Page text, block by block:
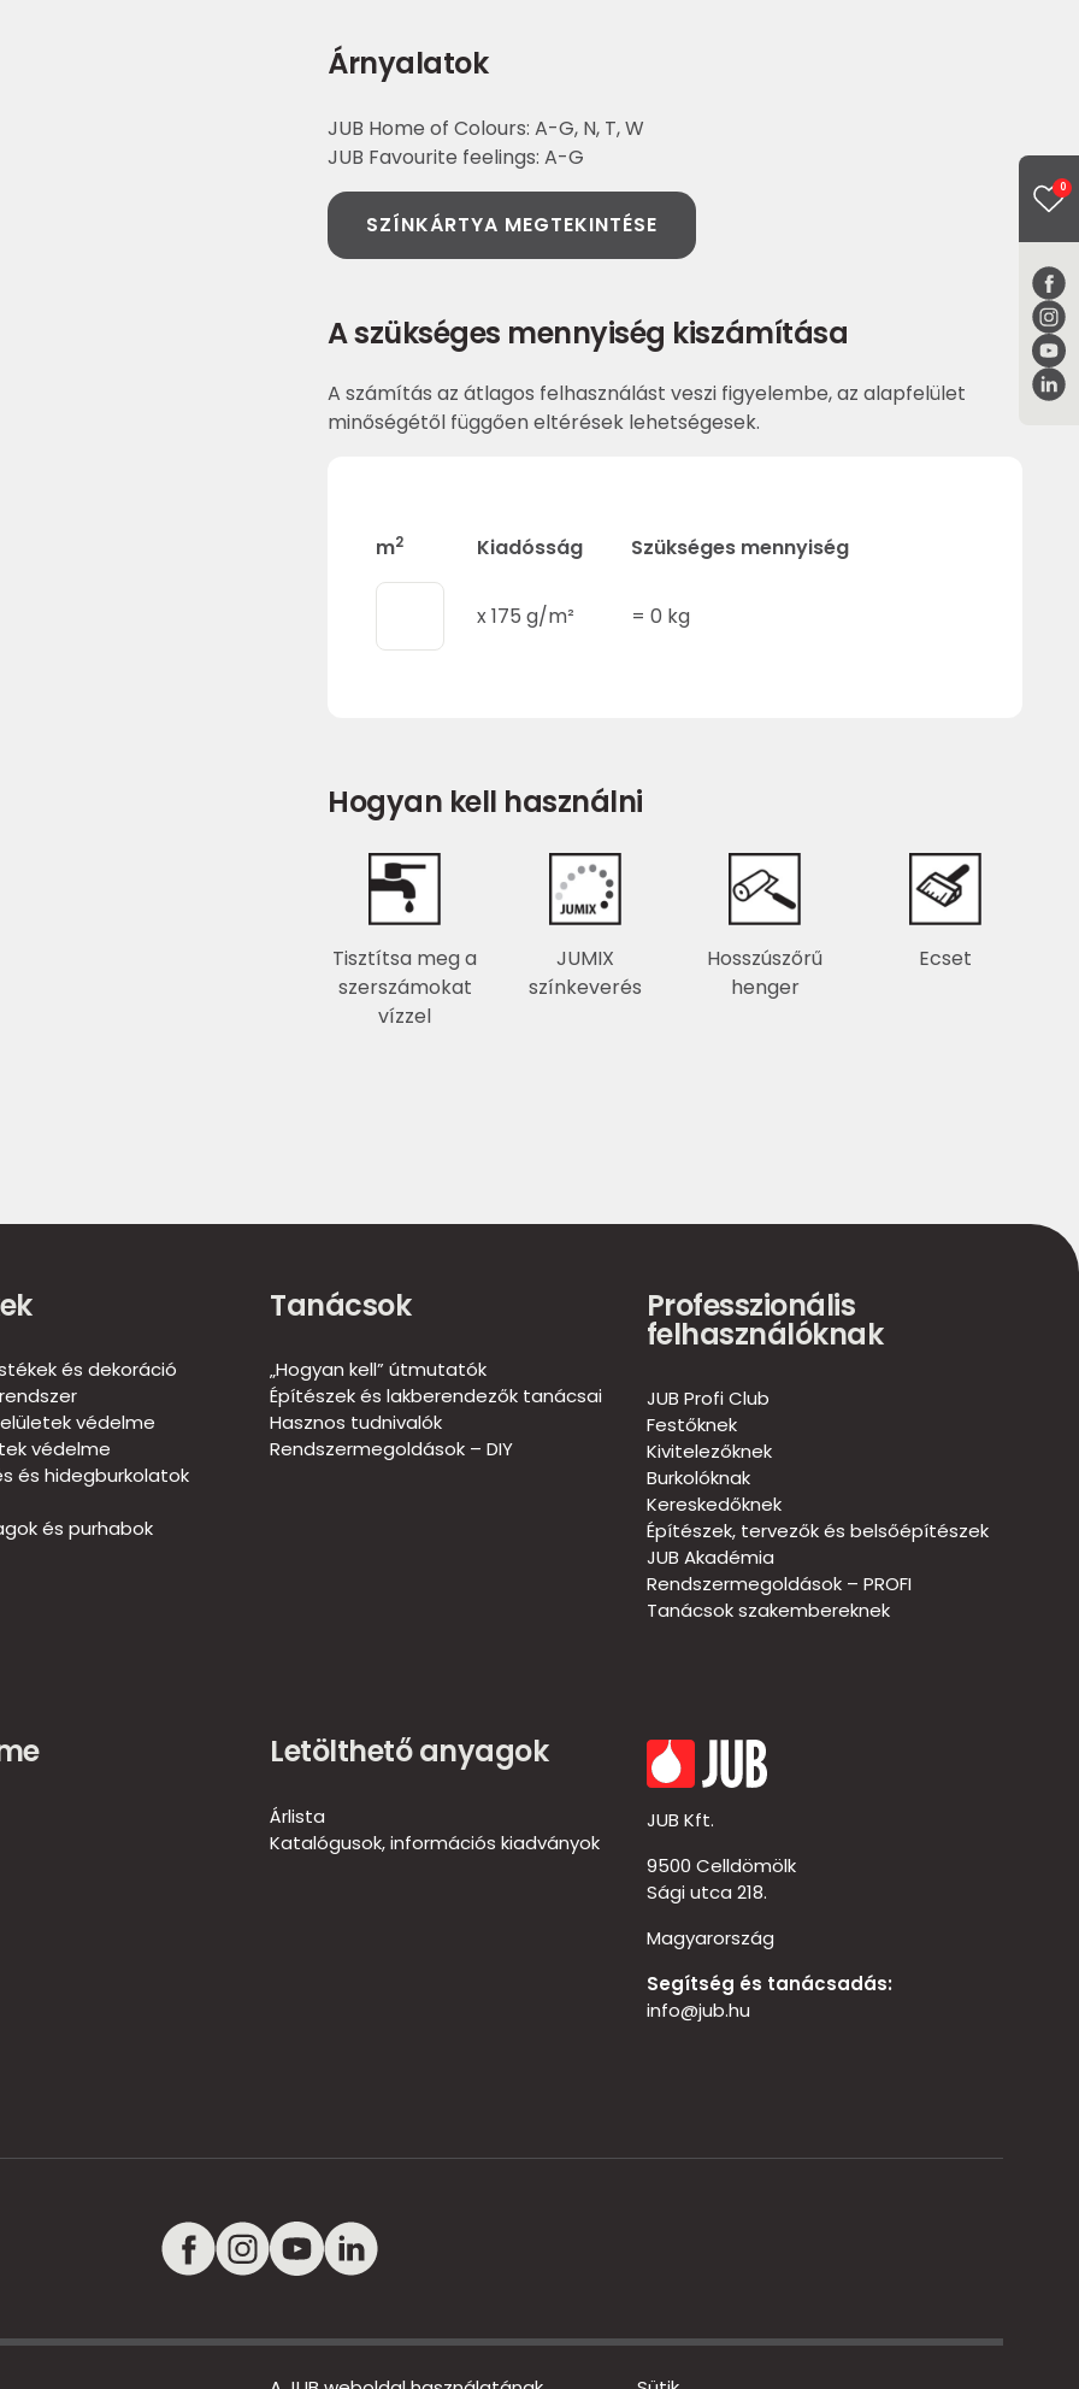
0
Árnyalatok
JUB Home of Colours: A-G, N, T, W
JUB Favourite feelings: A-G
SZÍNKÁRTYA MEGTEKINTÉSE
A szükséges mennyiség kiszámítása
A számítás az átlagos felhasználást veszi figyelembe, az alapfelület
minőségétől függően eltérések lehetségesek.
m2 Kiadósság Szükséges mennyiség
x175 g/m² =0 kg
Hogyan kell használni
Tisztítsa meg a
szerszámokat
vízzel
JUMIX
színkeverés
Hosszúszőrű
henger
Ecset
és dekoráció
védelme
védelme
és hidegburkolatok
és purhabok
Tanácsok
„Hogyan kell” útmutatók
Építészek és lakberendezők tanácsai
Hasznos tudnivalók
Rendszermegoldások – DIY
Professzionális
felhasználóknak
JUB Profi Club
Festőknek
Kivitelezőknek
Burkolóknak
Kereskedőknek
Építészek, tervezők és belsőépítészek
JUB Akadémia
Rendszermegoldások – PROFI
Tanácsok szakembereknek
Letölthető anyagok
Árlista
Katalógusok, információs kiadványok
JUB Kft.
9500 Celldömölk
Sági utca 218.
Magyarország
Segítség és tanácsadás:
info@jub.hu